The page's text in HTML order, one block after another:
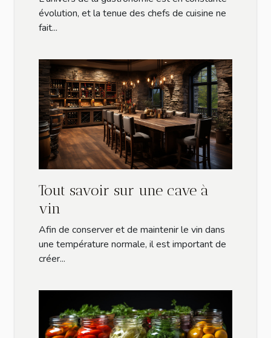
cuisine professionnelles
évolution, et la tenue des chefs de cuisine ne
fait...
Tout savoir sur une cave à
vin
Afin de conserver et de maintenir le vin dans
une température normale, il est important de
créer...